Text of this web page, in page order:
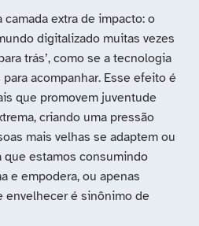
extra de impacto: o
digitalizado muitas vezes
trás’, como se a tecnologia
acompanhar. Esse efeito é
que promovem juventude
criando uma pressão
mais velhas se adaptem ou
que estamos consumindo
e empodera, ou apenas
envelhecer é sinônimo de